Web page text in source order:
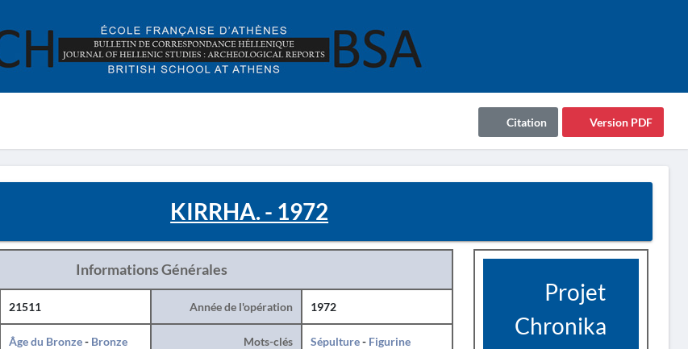
Version PDF
Citation
KIRRHA. - 1972
Informations Générales
21511 Année de l'opération 1972
Âge du Bronze- Bronze
Mots-clés Sépulture- Figurine
Projet
Chronika